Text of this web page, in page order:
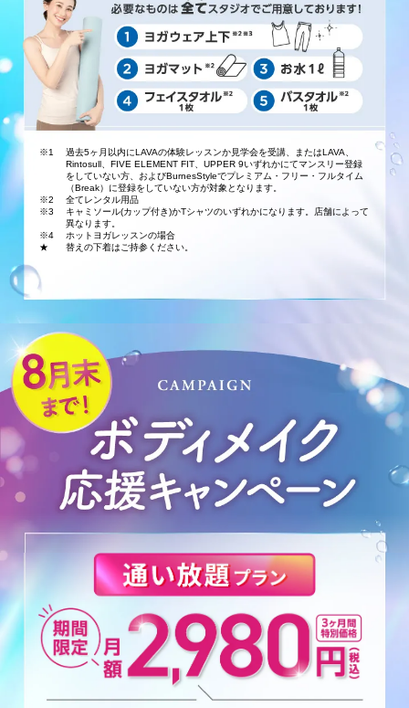
※1
過去5ヶ月以内にLAVAの体験レッスンか見学会を受講、またはLAVA、
Rintosull、FIVE ELEMENT FIT、UPPER 9いずれかにてマンスリー登録
をしていない方、およびBurnesStyleでプレミアム・フリー・フルタイム
（Break）に登録をしていない方が対象となります。
※2
全てレンタル用品
※3
キャミソール(カップ付き)かTシャツのいずれかになります。店舗によって
異なります。
※4
ホットヨガレッスンの場合
★
替えの下着はご持参ください。